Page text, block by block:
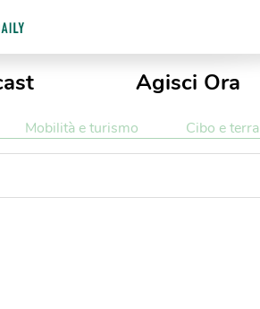
Agisci Ora
Mobilità e turismo Cibo e terra